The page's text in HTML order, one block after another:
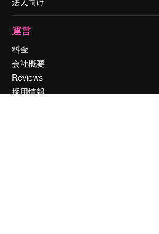
運営
料金
会社概要
Reviews
採用情報